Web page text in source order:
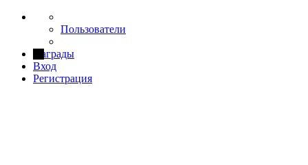
Пользователи
Награды
Вход
Регистрация